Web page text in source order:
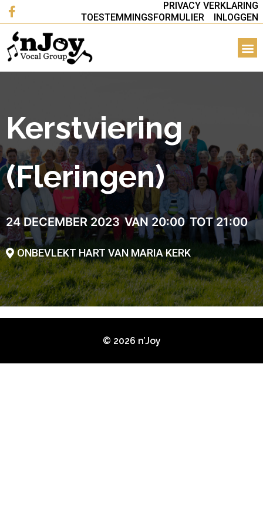
PRIVACY VERKLARING
TOESTEMMINGSFORMULIER
INLOGGEN
Kerstviering
(Fleringen)
24 DECEMBER 2023 VAN 20:00 TOT 21:00
ONBEVLEKT HART VAN MARIA KERK
© 2026 n’Joy